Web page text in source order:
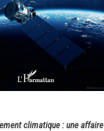
climatique : une affaire